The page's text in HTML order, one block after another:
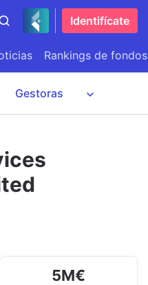
Identifícate
Rankings de fondos
5M€